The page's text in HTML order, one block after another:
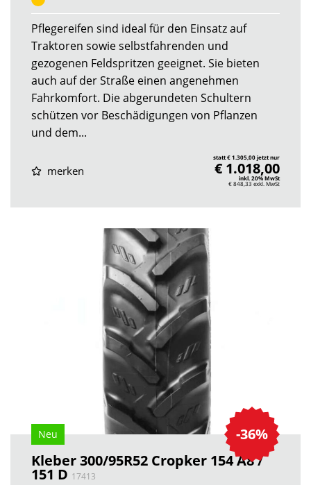
Pflegereifen sind ideal für den Einsatz auf
Traktoren sowie selbstfahrenden und
gezogenen Feldspritzen geeignet. Sie bieten
auch auf der Straße einen angenehmen
Fahrkomfort. Die abgerundeten Schultern
schützen vor Beschädigungen von Pflanzen
und dem...
merken
statt € 1.305,00 jetzt nur
€ 1.018,00
inkl. 20% MwSt
€ 848,33 exkl. MwSt
-36%
Neu
Kleber 300/95R52 Cropker 154 A8 /
151 D 17413